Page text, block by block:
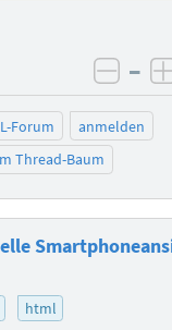
–
Forum
anmelden
Thread-Baum
html